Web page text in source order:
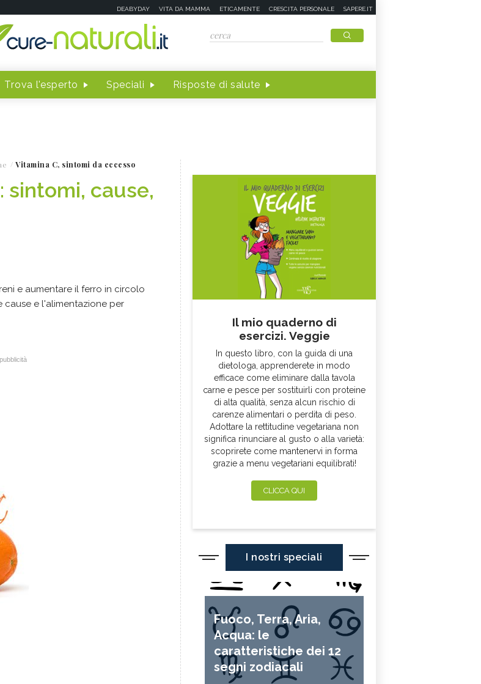
DEABYDAY VITA DA MAMMA ETICAMENTE CRESCITA PERSONALE SAPERE.IT
Trova l'esperto Speciali Risposte di salute
Vitamina C, sintomi da eccesso
sintomi, cause,
e aumentare il ferro in circolo
cause e l'alimentazione per
Il mio quaderno di
esercizi. Veggie
In questo libro, con la guida di una
dietologa, apprenderete in modo
efficace come eliminare dalla tavola
carne e pesce per sostituirli con proteine
di alta qualità, senza alcun rischio di
carenze alimentari o perdita di peso.
Adottare la rettitudine vegetariana non
significa rinunciare al gusto o alla varietà:
scoprirete come mantenervi in forma
grazie a menu vegetariani equilibrati!
CLICCA QUI
I nostri speciali
Fuoco, Terra, Aria,
Acqua: le
caratteristiche dei 12
segni zodiacali